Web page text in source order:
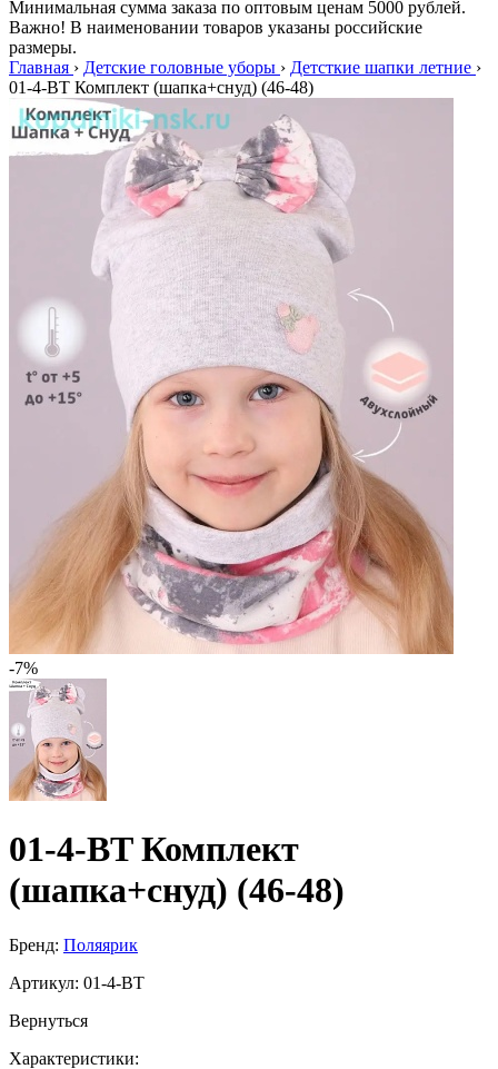
Минимальная сумма заказа по оптовым ценам 5000 рублей.
Важно! В наименовании товаров указаны российские
размеры.
Главная › Детские головные уборы › Детсткие шапки летние ›
01-4-BT Комплект (шапка+снуд) (46-48)
-7%
01-4-BT Комплект
(шапка+снуд) (46-48)
Бренд: Поляярик
Артикул: 01-4-BT
Вернуться
Характеристики: